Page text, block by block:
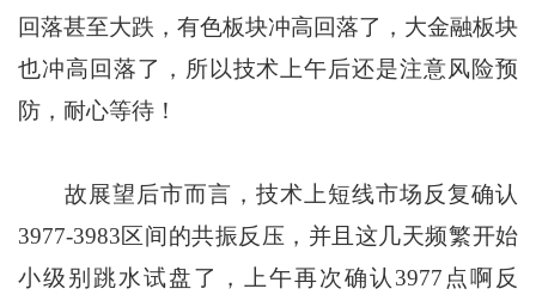
回落甚至大跌，有色板块冲高回落了，大金融板块
也冲高回落了，所以技术上午后还是注意风险预
防，耐心等待！
故展望后市而言，技术上短线市场反复确认
3977-3983区间的共振反压，并且这几天频繁开始
小级别跳水试盘了，上午再次确认3977点啊反